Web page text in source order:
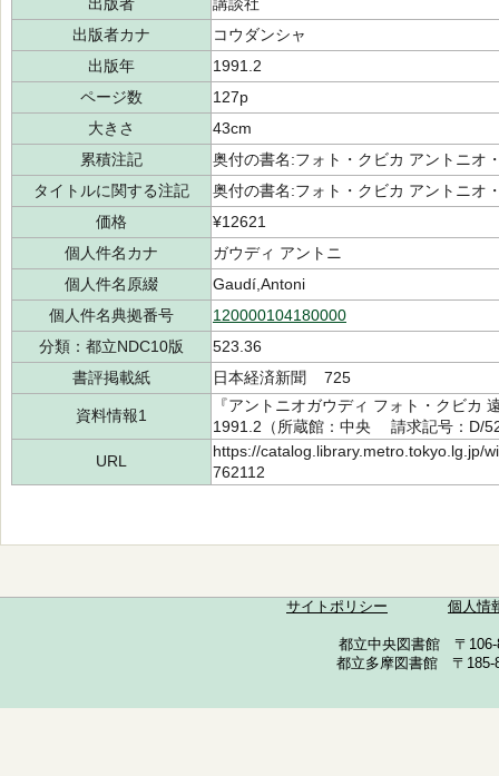
出版者カナ
コウダンシャ
出版年
1991.2
ページ数
127p
大きさ
43cm
累積注記
奥付の書名:フォト・クビカ アントニオ
タイトルに関する注記
奥付の書名:フォト・クビカ アントニオ
価格
¥12621
個人件名カナ
ガウディ アントニ
個人件名原綴
Gaudí,Antoni
個人件名典拠番号
120000104180000
分類：都立NDC10版
523.36
書評掲載紙
日本経済新聞 725
資料情報1
『アントニオガウディ フォト・ク
1991.2（所蔵館：中央 請求記号：D/
URL
https://catalog.library.metro.tokyo.lg.jp/
762112
サイトポリシー 個人情
都立中央図書館 〒
都立多摩図書館 〒185-